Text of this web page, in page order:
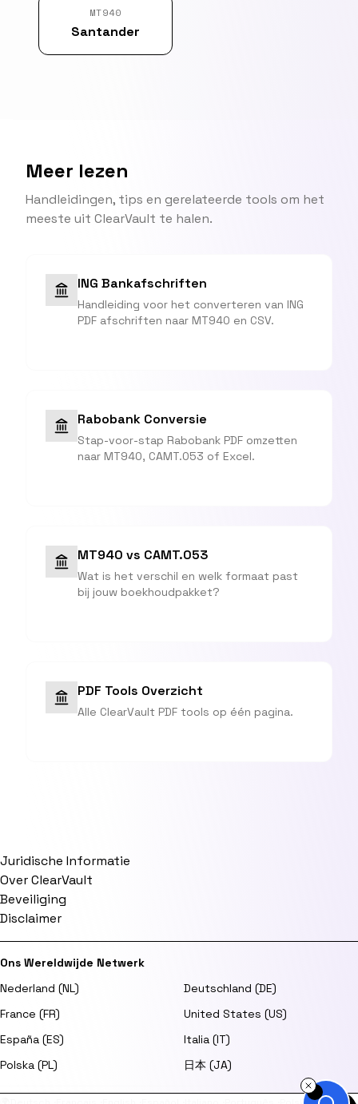
MT940
Santander
Meer lezen
Handleidingen, tips en gerelateerde tools om het
meeste uit ClearVault te halen.
ING Bankafschriften
Handleiding voor het converteren van ING
PDF afschriften naar MT940 en CSV.
Rabobank Conversie
Stap-voor-stap Rabobank PDF omzetten
naar MT940, CAMT.053 of Excel.
MT940 vs CAMT.053
Wat is het verschil en welk formaat past
bij jouw boekhoudpakket?
PDF Tools Overzicht
Alle ClearVault PDF tools op één pagina.
Juridische Informatie
Over ClearVault
Beveiliging
Disclaimer
Ons Wereldwijde Netwerk
Nederland (NL)
Deutschland (DE)
France (FR)
United States (US)
España (ES)
Italia (IT)
Polska (PL)
日本 (JA)